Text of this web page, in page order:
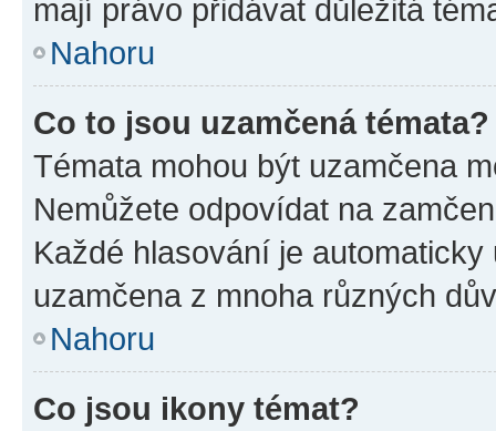
mají právo přidávat důležitá
Nahoru
Co to jsou uzamčená témata?
Témata mohou být uzamčena
Nemůžete odpovídat na
Každé hlasování je
uzamčena z mnoha různých
Nahoru
Co jsou ikony témat?